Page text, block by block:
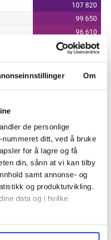
Om
de personlige
ditt, ved å bruke
for å lagre og få
din, sånn at vi kan tilby
samt annonse- og
og produktutvikling.
data og i hvilke
hvordan dine personlige